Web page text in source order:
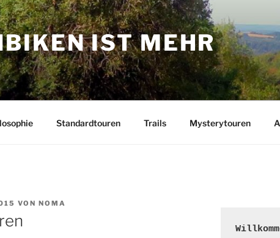
IST MEHR
Standardtouren Trails Mysterytouren
VON NOMA